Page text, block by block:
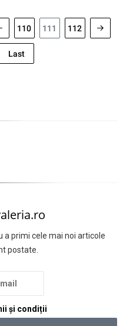
110 111 112
Last
primi cele mai noi articole
postate.
și condiții